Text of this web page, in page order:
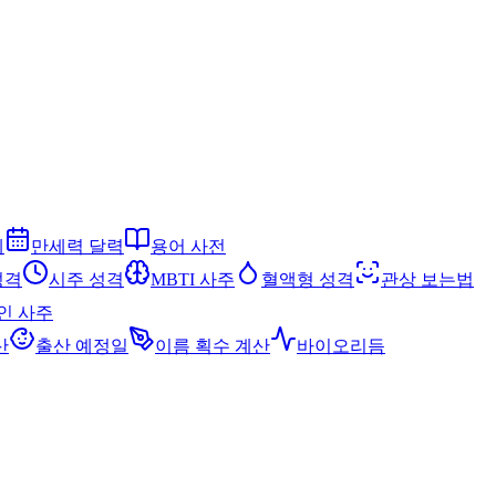
만세력 달력
용어 사전
격 시주 성격 MBTI 사주 혈액형 성격
관상 보는법
사주
출산 예정일 이름 획수 계산
바이오리듬